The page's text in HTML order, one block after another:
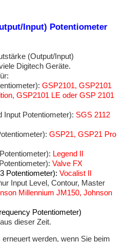
Input) Potentiometer
(Output/Input)
Digitech Geräte.
GSP2101, GSP2101
GSP2101 LE oder GSP 2101
Input Potentiometer): SGS 2112
GSP21, GSP21 Pro
Legend II
Valve FX
Potentiometer): Vocalist II
Input Level, Contour, Master
Millennium JM150, Johnson
Potentiometer)
dieser Zeit.
werden, wenn Sie beim